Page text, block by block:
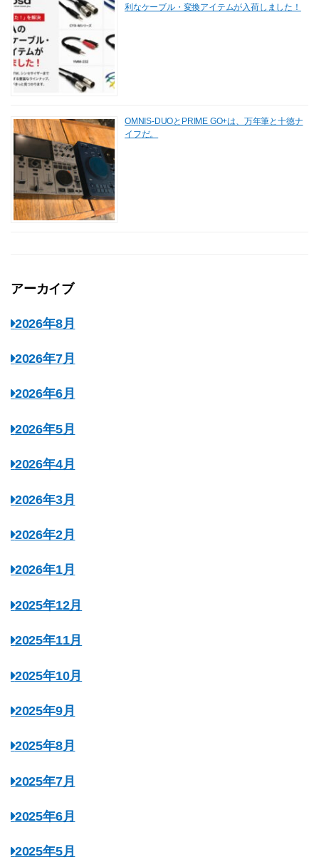
利なケーブル・変換アイテムが入荷しました！
OMNIS-DUOとPRIME GO+は、万年筆と十徳ナ
イフだ。
アーカイブ
2026年8月
2026年7月
2026年6月
2026年5月
2026年4月
2026年3月
2026年2月
2026年1月
2025年12月
2025年11月
2025年10月
2025年9月
2025年8月
2025年7月
2025年6月
2025年5月